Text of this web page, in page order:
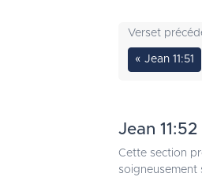
Verset
« Jean 11:51
Jean
Cette section
soigneusement